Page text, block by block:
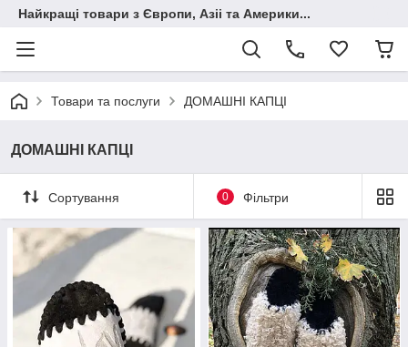
Найкращі товари з Європи, Азіі та Америки...
Товари та послуги ДОМАШНІ КАПЦІ
ДОМАШНІ КАПЦІ
Сортування 0 Фільтри